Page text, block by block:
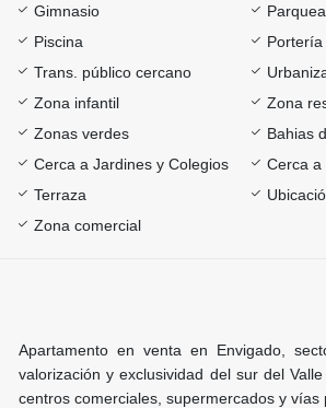
Gimnasio
Piscina
Portería
Trans. público cercano
Zona infantil
Zona
Zonas verdes
Bahias
Cerca a Jardines y Colegios
Cerca a
Terraza
Zona comercial
Apartamento en venta en Envigado,
valorización y exclusividad del sur del
centros comerciales, supermercados y vías